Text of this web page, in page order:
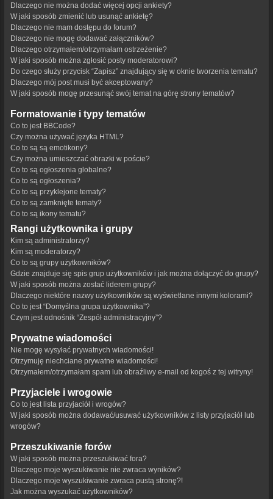
Dlaczego nie można dodać więcej opcji ankiety?
W jaki sposób zmienić lub usunąć ankietę?
Dlaczego nie mam dostępu do forum?
Dlaczego nie mogę dodawać załączników?
Dlaczego otrzymałem/otrzymałam ostrzeżenie?
W jaki sposób można zgłosić posty moderatorowi?
Do czego służy przycisk “Zapisz” znajdujący się w oknie tworzenia tematu?
Dlaczego mój post musi być akceptowany?
W jaki sposób mogę przesunąć swój temat na górę strony tematów?
Formatowanie i typy tematów
Co to jest BBCode?
Czy można używać języka HTML?
Co to są są emotikony?
Czy można umieszczać obrazki w poście?
Co to są ogłoszenia globalne?
Co to są ogłoszenia?
Co to są przyklejone tematy?
Co to są zamknięte tematy?
Co to są ikony tematu?
Rangi użytkownika i grupy
Kim są administratorzy?
Kim są moderatorzy?
Co to są grupy użytkowników?
Gdzie znajduje się spis grup użytkowników i jak można dołączyć do grupy?
W jaki sposób można zostać liderem grupy?
Dlaczego niektóre nazwy użytkowników są wyświetlane innymi kolorami?
Co to jest “Domyślna grupa użytkownika”?
Czym jest odnośnik “Zespół administracyjny”?
Prywatne wiadomości
Nie mogę wysyłać prywatnych wiadomości!
Otrzymuję niechciane prywatne wiadomości!
Otrzymałem/otrzymałam spam lub obraźliwy e-mail od kogoś z tej witryny!
Przyjaciele i wrogowie
Co to jest lista przyjaciół i wrogów?
W jaki sposób można dodawać/usuwać użytkowników z listy przyjaciół lub
wrogów?
Przeszukiwanie forów
W jaki sposób można przeszukiwać fora?
Dlaczego moje wyszukiwanie nie zwraca wyników?
Dlaczego moje wyszukiwanie zwraca pustą stronę?!
Jak można wyszukać użytkowników?